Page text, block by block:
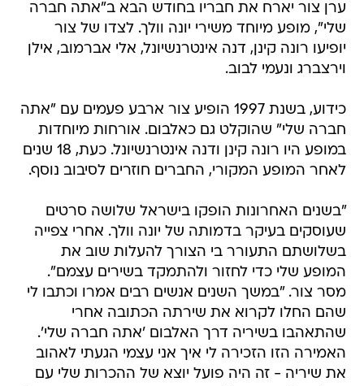
ערן צור יארח את חבריו בחודש הבא ב"אתה חברה
שלי", מופע מיוחד משירי יונה וולך. לצדו של צור
יופיעו רונה קינן, דנה אינטרנשיונל, אלי אברמוב, אילן
וירצברג ונעמי לבוב.
כידוע, בשנת 1997 הופיע צור ארבע פעמים עם "אתה
חברה שלי" שהוקלט גם כאלבום. אורחות מיוחדות
במופע היו רונה קינן ודנה אינטרנשיונל. כעת, 18 שנים
לאחר המופע המקורי, החברים חוזרים לסיבוב נוסף.
"בשנים האחרונות הופקו בישראל שלושה סרטים
שעוסקים בעיקר בדמותה של יונה וולך. אחרי צפייה
בשלושתם התעורר בי הצורך להעלות שוב את
המופע שלי כדי לחזור ולהתמקד בשירים עצמם".
מסר צור. "במשך השנים אנשים רבים אמרו וכתבו לי
שהם החלו לקרוא את שירתה הכתובה אחרי
שהתאהבו בשיריה דרך האלבום 'אתה חברה שלי'.
האמירה הזו הזכירה לי איך אני עצמי הגעתי לאהוב
את שיריה - זה היה פועל יוצא של ההכרות שלי עם